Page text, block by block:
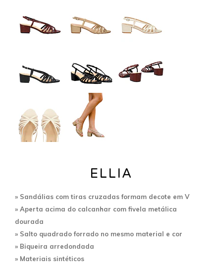
ELLIA
» Sandálias com tiras cruzadas formam decote em V
» Aperta acima do calcanhar com fivela metálica
dourada
» Salto quadrado forrado no mesmo material e cor
» Biqueira arredondada
» Materiais sintéticos